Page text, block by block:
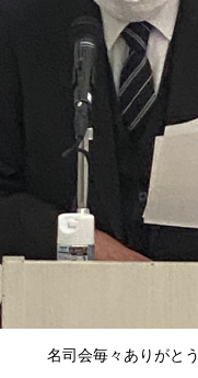
名司会毎々ありがとう